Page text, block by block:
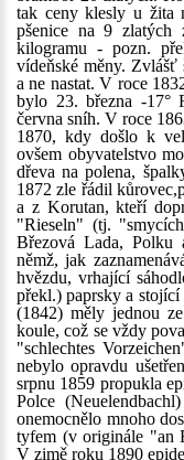
tak ceny klesly u žita
pšenice na 9 zlatých
kilogramu - pozn.
vídeňské měny.
a ne nastat. V roce
bylo 23. března -17°
června sníh. V roce
1870, kdy došlo k
ovšem obyvatelstvo
dřeva na polena,
1872 zle řádil
a z Korutan, kteří
"Rieseln" (tj.
Březová Lada, Polku
němž, jak
hvězdu, vrhající
překl.) paprsky a
(1842) měly jednou
koule, což se vždy
"schlechtes
nebylo opravdu
srpnu 1859 propukla
Polce
onemocnělo mnoho
tyfem (v originále "an
V zimě roku 1890